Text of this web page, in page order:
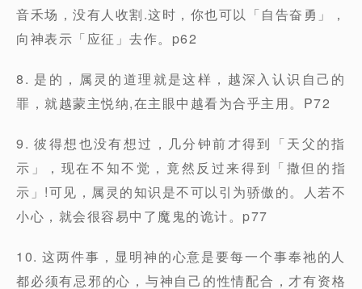
音禾场，没有人收割.这时，你也可以「自告奋勇」，
向神表示「应征」去作。p62
8. 是的，属灵的道理就是这样，越深入认识自己的
罪，就越蒙主悦纳,在主眼中越看为合乎主用。P72
9. 彼得想也没有想过，几分钟前才得到「天父的指
示」，现在不知不觉，竟然反过来得到「撒但的指
示」!可见，属灵的知识是不可以引为骄傲的。人若不
小心，就会很容易中了魔鬼的诡计。p77
10. 这两件事，显明神的心意是要每一个事奉祂的人
都必须有忌邪的心，与神自己的性情配合，才有资格